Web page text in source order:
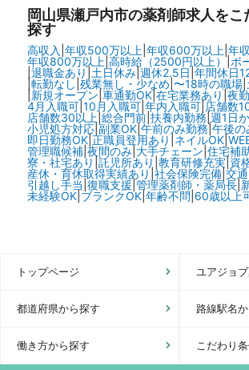
岡山県瀬戸内市の薬剤師求人をこ
探す
高収入 年収500万以上 年収600万以上 年
年収800万以上 高時給（2500円以上）| ボ
退職金あり 土日休み| 週休2.5日 年間休日
|転勤なし 残業無し・少なめ 〜18時の職場|
|新規オープン 車通勤OK|在宅業務あり 夜
4月入職可| 10月入職可| 年内入職可| 店舗数
店舗数30以上 総合門前| 扶養内勤務 週1日
小児処方対応| 副業OK| 午前のみ勤務| 午後の
即日勤務OK| 正職員登用あり ネイルOK|
管理職候補| 夜間のみ| 大手チェーン 住宅補
寮・社宅あり 託児所あり 教育研修充実| 資
産休・育休取得実績あり 社会保険完備| 交
引越し手当 復職支援 |管理薬剤師・薬局長|
未経験OK| ブランクOK| 年齢不問 60歳以上
トップページ ユアジョ
都道府県から探す 路線駅名
働き方から探す こだわり